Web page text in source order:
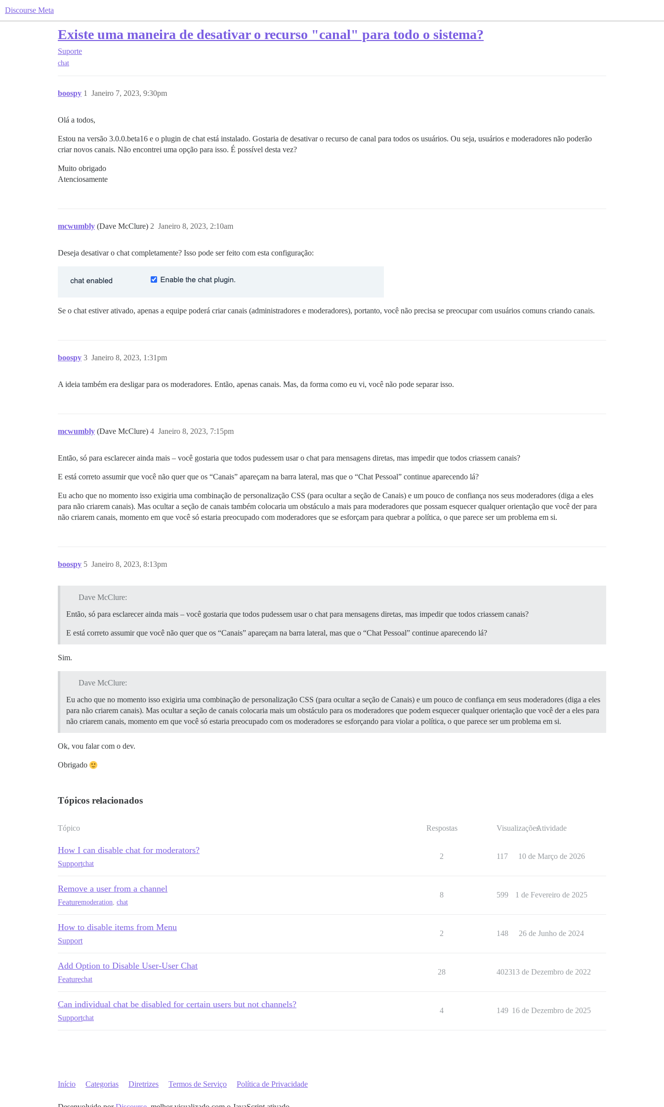
Discourse Meta
Existe uma maneira de desativar o recurso "canal" para todo o sistema?
Suporte
chat
boospy Janeiro 7, 2023, 9:30pm
1
Olá a todos,
Estou na versão 3.0.0.beta16 e o plugin de chat está instalado. Gostaria de desativar o recurso de canal para todos os usuários. Ou seja, usuários e moderadores não poderão
criar novos canais. Não encontrei uma opção para isso. É possível desta vez?
Muito obrigado
Atenciosamente
mcwumbly (Dave McClure) Janeiro 8, 2023, 2:10am
2
Deseja desativar o chat completamente? Isso pode ser feito com esta configuração:
Se o chat estiver ativado, apenas a equipe poderá criar canais (administradores e moderadores), portanto, você não precisa se preocupar com usuários comuns criando canais.
boospy Janeiro 8, 2023, 1:31pm
3
A ideia também era desligar para os moderadores. Então, apenas canais. Mas, da forma como eu vi, você não pode separar isso.
mcwumbly (Dave McClure) Janeiro 8, 2023, 7:15pm
4
Então, só para esclarecer ainda mais – você gostaria que todos pudessem usar o chat para mensagens diretas, mas impedir que todos criassem canais?
E está correto assumir que você não quer que os “Canais” apareçam na barra lateral, mas que o “Chat Pessoal” continue aparecendo lá?
Eu acho que no momento isso exigiria uma combinação de personalização CSS (para ocultar a seção de Canais) e um pouco de confiança nos seus moderadores (diga a eles
para não criarem canais). Mas ocultar a seção de canais também colocaria um obstáculo a mais para moderadores que possam esquecer qualquer orientação que você der para
não criarem canais, momento em que você só estaria preocupado com moderadores que se esforçam para quebrar a política, o que parece ser um problema em si.
boospy Janeiro 8, 2023, 8:13pm
5
Dave McClure:
Então, só para esclarecer ainda mais – você gostaria que todos pudessem usar o chat para mensagens diretas, mas impedir que todos criassem canais?
E está correto assumir que você não quer que os “Canais” apareçam na barra lateral, mas que o “Chat Pessoal” continue aparecendo lá?
Sim.
Dave McClure:
Eu acho que no momento isso exigiria uma combinação de personalização CSS (para ocultar a seção de Canais) e um pouco de confiança em seus moderadores (diga a eles
para não criarem canais). Mas ocultar a seção de canais colocaria mais um obstáculo para os moderadores que podem esquecer qualquer orientação que você der a eles para
não criarem canais, momento em que você só estaria preocupado com os moderadores se esforçando para violar a política, o que parece ser um problema em si.
Ok, vou falar com o dev.
Obrigado
Tópicos relacionados
Tópico Respostas VisualizaçõesAtividade
How I can disable chat for moderators?
Supportchat
2 117 10 de Março de 2026
Remove a user from a channel
Featuremoderation, chat
8 599 1 de Fevereiro de 2025
How to disable items from Menu
Support
2 148 26 de Junho de 2024
Add Option to Disable User-User Chat
Featurechat
28 402313 de Dezembro de 2022
Can individual chat be disabled for certain users but not channels?
Supportchat
4 149 16 de Dezembro de 2025
Início Categorias Diretrizes Termos de Serviço Política de Privacidade